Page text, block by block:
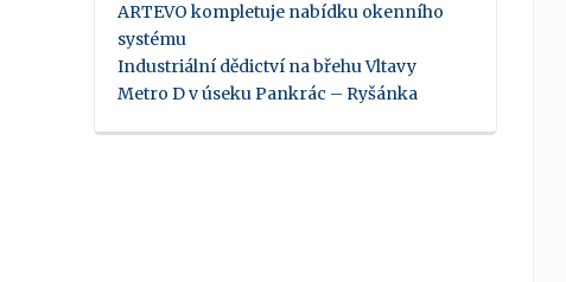
ARTEVO kompletuje nabídku okenního
systému
Industriální dědictví na břehu Vltavy
Metro D v úseku Pankrác – Ryšánka